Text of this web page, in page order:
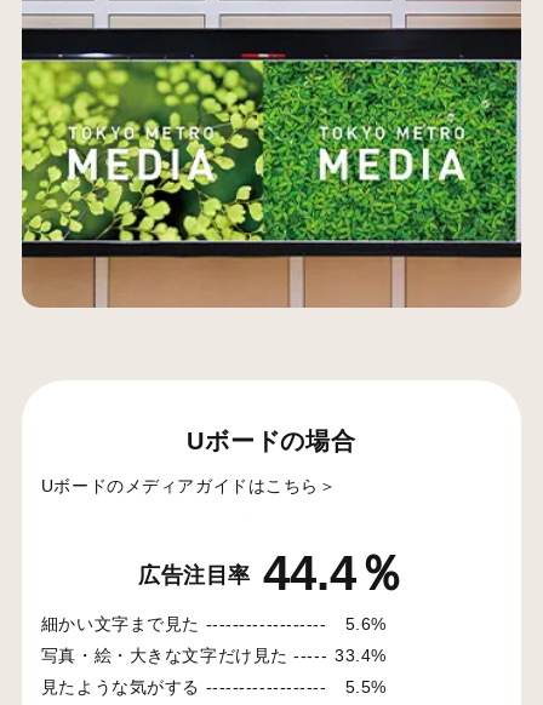
Uボードの場合
Uボードのメディアガイドはこちら＞
広告注目率 44.4％
細かい文字まで見た ------------------
5.6%
写真・絵・大きな文字だけ見た ----- 33.4%
見たような気がする ------------------
5.5%